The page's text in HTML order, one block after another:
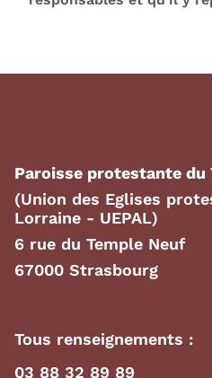
Paroisse protestante du
(Union des Eglises
Lorraine - UEPAL)
6 rue du Temple Neuf
67000 Strasbourg
Tous renseignements :
03 88 32 89 89